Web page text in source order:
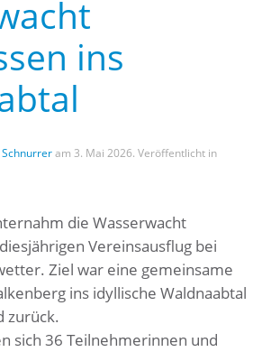
ins
am 3. Mai 2026. Veröffentlicht in
die Wasserwacht
Vereinsausflug bei
Ziel war eine gemeinsame
ins idyllische Waldnaabtal
zurück.
sich 36 Teilnehmerinnen und